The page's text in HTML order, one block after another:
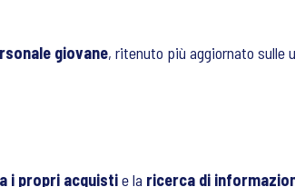
giovane, ritenuto più aggiornato sulle
i propri acquistie la ricerca di